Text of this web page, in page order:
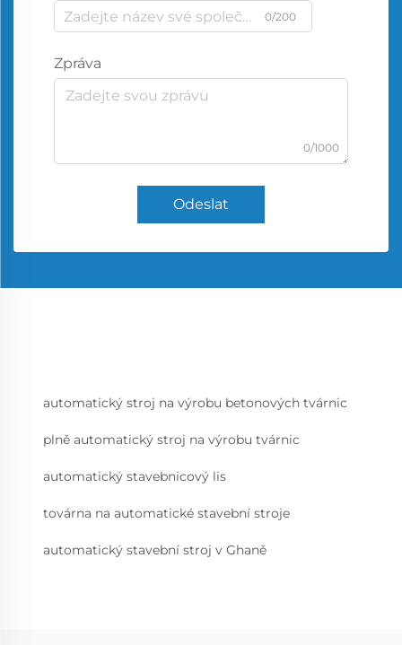
0/200
Zpráva
0/1000
Odeslat
automatický stroj na výrobu betonových tvárnic
plně automatický stroj na výrobu tvárnic
automatický stavebnicový lis
továrna na automatické stavební stroje
automatický stavební stroj v Ghaně